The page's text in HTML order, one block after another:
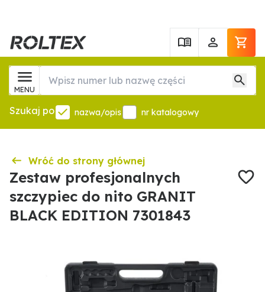
MENU
Szukaj po nazwa/opis nr katalogowy
Wróć do strony głównej
Zestaw profesjonalnych
szczypiec do nito GRANIT
BLACK EDITION 7301843